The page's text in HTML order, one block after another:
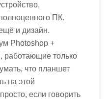
ПК.
и дизайн.
Photoshop +
работающие только
что планшет
на этой
если говорить